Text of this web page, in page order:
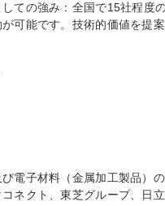
ての強み：全国で15社程度
可能です。技術的価値を提
電子材料（金属加工製品）
ネクト、東芝グループ、日